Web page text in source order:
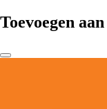
Toevoegen